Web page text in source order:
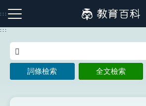
到
主
:::
注音索引圖示 筆畫索引圖示
:::
詞條檢索 全文檢索